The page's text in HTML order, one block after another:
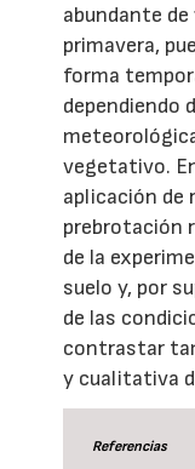
abundante
primavera,
forma
dependiendo
vegetativo.
aplicación de
prebrotación
de la
suelo y, por
de las
contrastar
y cualitativa
Referencias